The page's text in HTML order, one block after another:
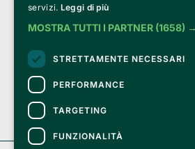
Clappit è basato sulla piattaforma di biglietteria
dall’Agenzia delle Entrate con protocollo n.
2025.
sono sicuri e protetti da un certificato SSL
con crittografia a 128 bit.
servizi. Leggi di più
MOSTRA TUTTI I PARTNER (1658) →
STRETTAMENTE NECESSARI
PERFORMANCE
TARGETING
FUNZIONALITÀ